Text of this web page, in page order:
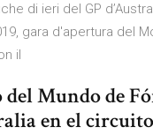
di ieri del GP
gara d'apertura del
il
Mundo de
en el